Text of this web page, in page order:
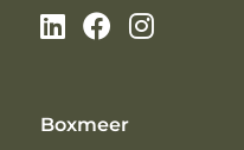
Boxmeer